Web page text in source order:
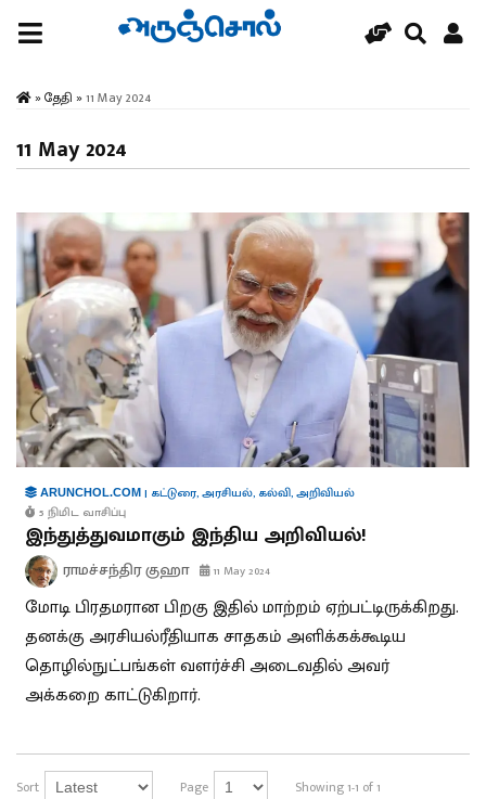
» தேதி » 11 May 2024
11 May 2024
ARUNCHOL.COM | கட்டுரை,அரசியல், கல்வி,அறிவியல்
5 நிமிட வாசிப்பு
இந்துத்துவமாகும் இந்திய அறிவியல்!
ராமச்சந்திர குஹா 11 May 2024
மோடி பிரதமரான பிறகு இதில் மாற்றம் ஏற்பட்டிருக்கிறது.
தனக்கு அரசியல்ரீதியாக சாதகம் அளிக்கக்கூடிய
தொழில்நுட்பங்கள் வளர்ச்சி அடைவதில் அவர்
அக்கறை காட்டுகிறார்.
Sort Page Showing 1-1 of 1